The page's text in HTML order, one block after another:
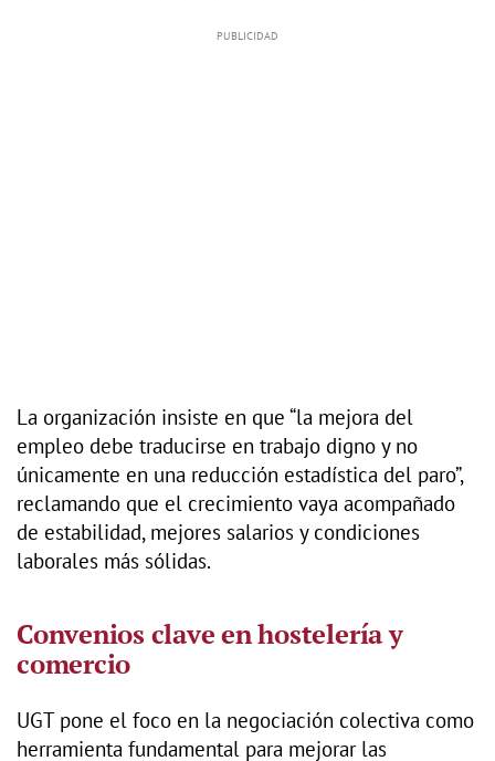
La organización insiste en que “la mejora del
empleo debe traducirse en trabajo digno y no
únicamente en una reducción estadística del paro”,
reclamando que el crecimiento vaya acompañado
de estabilidad, mejores salarios y condiciones
laborales más sólidas.
Convenios clave en hostelería y
comercio
UGT pone el foco en la negociación colectiva como
herramienta fundamental para mejorar las